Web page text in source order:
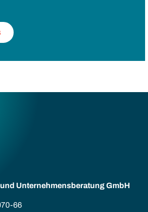
Unternehmens­beratung GmbH
66